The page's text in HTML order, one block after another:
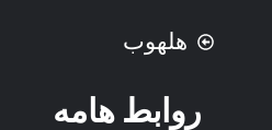
هلهوب
روابط هامه